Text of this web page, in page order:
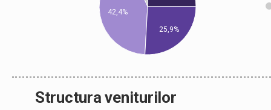
42,4%
25,9%
Structura veniturilor